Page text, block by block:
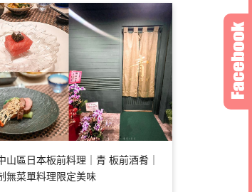
山區日本板前料理｜青 板前酒肴｜
無菜單料理限定美味